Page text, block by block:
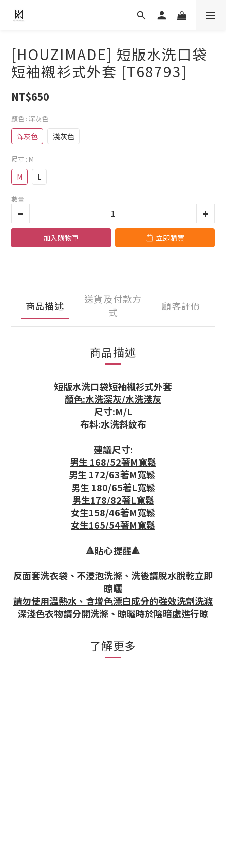
[HOUZIMADE] 短版水洗口袋
短袖襯衫式外套 [T68793]
NT$650
顏色 : 深灰色
深灰色 淺灰色
尺寸 : M
M L
數量
加入購物車 立即購買
商品描述
送貨及付款方
式
顧客評價
商品描述
短版水洗口袋短袖襯衫式外套
顏色:水洗深灰/水洗淺灰
尺寸:M/L
布料:水洗斜紋布
建議尺寸:
男生 168/52著M寬鬆
男生 172/63著M寬鬆
男生 180/65著L寬鬆
男生178/82著L寬鬆
女生158/46著M寬鬆
女生165/54著M寬鬆
🔺貼心提醒🔺
反面套洗衣袋、不浸泡洗滌、洗後請脫水脫乾立即
晾曬
請勿使用溫熱水、含增色漂白成分的強效洗劑洗滌
深淺色衣物請分開洗滌、晾曬時於陰暗處進行晾
了解更多